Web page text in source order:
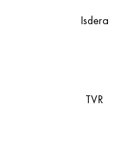
Isdera
TVR